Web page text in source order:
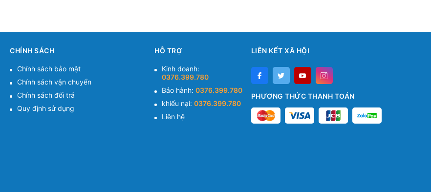
CHÍNH SÁCH
Chính sách bảo mật
Chính sách vận chuyển
Chính sách đổi trả
Quy định sử dụng
HỖ TRỢ
Kinh doanh:
0376.399.780
Bảo hành:0376.399.780
khiếu nại:0376.399.780
Liên hệ
LIÊN KẾT XÃ HỘI
PHƯƠNG THỨC THANH TOÁN